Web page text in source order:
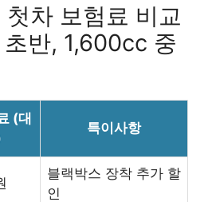
차 보험료 비교
반, 1,600cc 중
(대
특이사항
블랙박스 장착 추가 할
인